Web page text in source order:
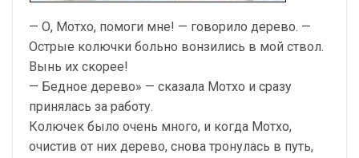
— О, Мотхо, помоги мне! — говорило дерево. —
Острые колючки больно вонзились в мой ствол.
Вынь их скорее!
— Бедное дерево» — сказала Мотхо и сразу
принялась за работу.
Колючек было очень много, и когда Мотхо,
очистив от них дерево, снова тронулась в путь,